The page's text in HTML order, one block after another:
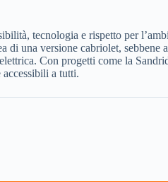
tecnologia e rispetto per
una versione cabriolet,
Con progetti come la
a tutti.